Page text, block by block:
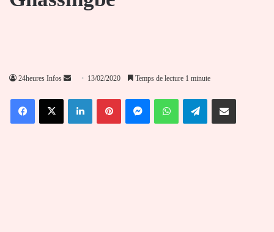
24heures Infos
Envoyer
courriel
13/02/2020 Temps de lecture 1 minute
FacebookX LinkedinPinterestMessengerWhatsAppTelegramPartager par email